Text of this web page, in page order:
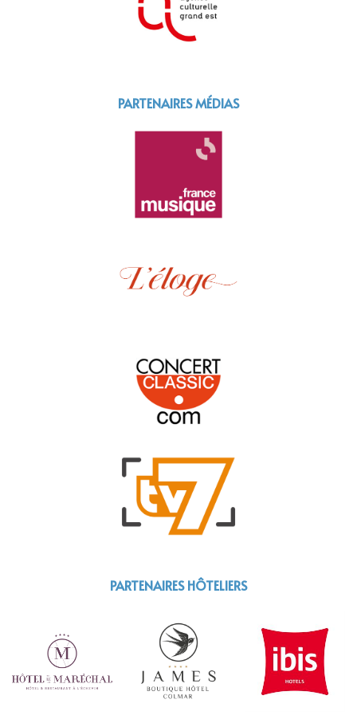
PARTENAIRES MÉDIAS
PARTENAIRES HÔTELIERS